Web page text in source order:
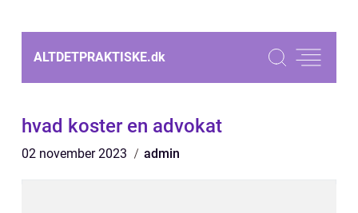
ALTDETPRAKTISKE.dk
hvad koster en advokat
02 november 2023 admin